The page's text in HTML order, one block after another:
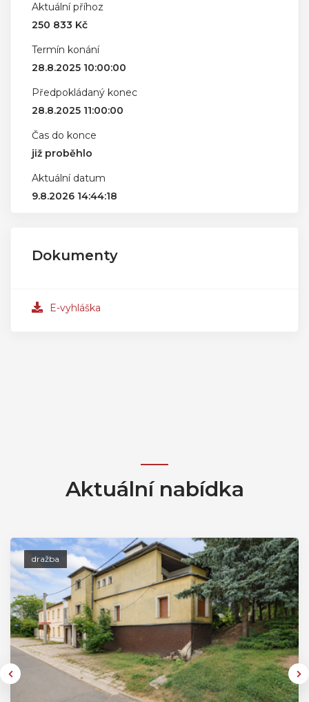
Aktuální příhoz
250 833 Kč
Termín konání
28.8.2025 10:00:00
Předpokládaný konec
28.8.2025 11:00:00
Čas do konce
již proběhlo
Aktuální datum
9.8.2026 14:44:18
Dokumenty
E-vyhláška
Aktuální nabídka
dražba